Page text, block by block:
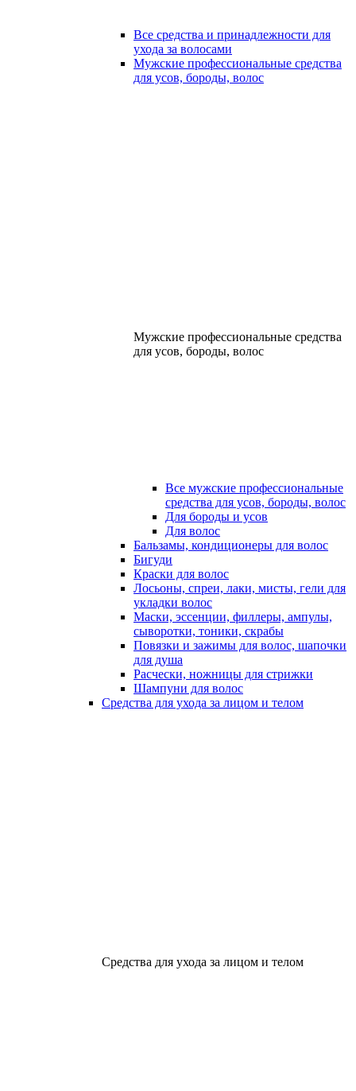
Все средства и принадлежности для
ухода за волосами
Мужские профессиональные средства
для усов, бороды, волос
Мужские профессиональные средства
для усов, бороды, волос
Все мужские профессиональные
средства для усов, бороды, волос
Для бороды и усов
Для волос
Бальзамы, кондиционеры для волос
Бигуди
Краски для волос
Лосьоны, спреи, лаки, мисты, гели для
укладки волос
Маски, эссенции, филлеры, ампулы,
сыворотки, тоники, скрабы
Повязки и зажимы для волос, шапочки
для душа
Расчески, ножницы для стрижки
Шампуни для волос
Средства для ухода за лицом и телом
Средства для ухода за лицом и телом